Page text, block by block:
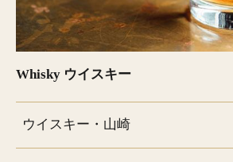
Whisky ウイスキー
ウイスキー・山崎